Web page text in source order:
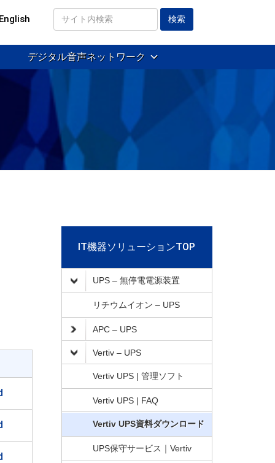
サ
イ
ト
索
デジタル音声ネットワーク
IT機器ソリューションTOP
UPS – 無停電電源装置
リチウムイオン – UPS
APC – UPS
Vertiv – UPS
Vertiv UPS | 管理ソフト
Vertiv UPS | FAQ
Vertiv UPS資料ダウンロード
UPS保守サービス｜Vertiv